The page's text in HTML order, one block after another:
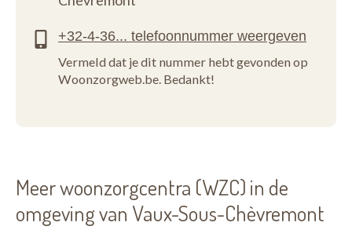
Vermeld dat je dit nummer hebt gevonden op
Woonzorgweb.be. Bedankt!
Meer woonzorgcentra (WZC) in de
omgeving van Vaux-Sous-Chèvremont